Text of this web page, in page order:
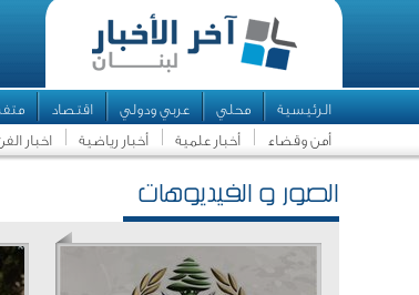
الرئيسية محلي عربي ودولي اقتصاد
أمن وقضاء
أخبار علمية أخبار رياضية اخبار
الصور و الفيديوهات